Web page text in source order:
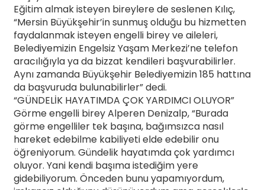
Eğitim almak isteyen bireylere de seslenen Kılıç,
“Mersin Büyükşehir’in sunmuş olduğu bu hizmetten
faydalanmak isteyen engelli birey ve aileleri,
Belediyemizin Engelsiz Yaşam Merkezi’ne telefon
aracılığıyla ya da bizzat kendileri başvurabilirler.
Aynı zamanda Büyükşehir Belediyemizin 185 hattına
da başvuruda bulunabilirler” dedi.
“GÜNDELİK HAYATIMDA ÇOK YARDIMCI OLUYOR”
Görme engelli birey Alperen Denizalp, “Burada
görme engelliler tek başına, bağımsızca nasıl
hareket edebilme kabiliyeti elde edebilir onu
öğreniyorum. Gündelik hayatımda çok yardımcı
oluyor. Yani kendi başıma istediğim yere
gidebiliyorum. Önceden bunu yapamıyordum,